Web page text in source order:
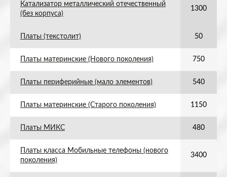
Катализатор металлический отечественный
(без корпуса)
1300
Платы (текстолит) 50
Платы материнские (Нового поколения) 750
Платы периферийные (мало элементов) 540
Платы материнские (Старого поколения) 1150
Платы МИКС 480
Платы класса Мобильные телефоны (нового
поколения)
3400